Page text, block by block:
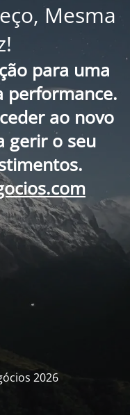
Mesma
para uma
performance.
ao novo
gerir o seu
2026